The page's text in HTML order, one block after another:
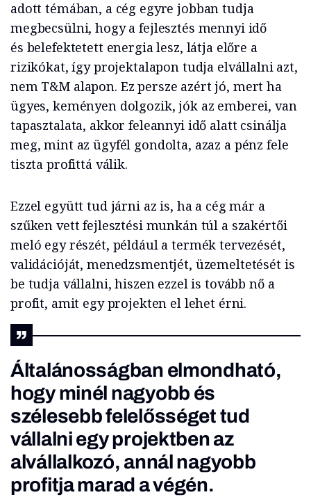
adott témában, a cég egyre jobban tudja
megbecsülni, hogy a fejlesztés mennyi idő
és belefektetett energia lesz, látja előre a
rizikókat, így projektalapon tudja elvállalni azt,
nem T&M alapon. Ez persze azért jó, mert ha
ügyes, keményen dolgozik, jók az emberei, van
tapasztalata, akkor feleannyi idő alatt csinálja
meg, mint az ügyfél gondolta, azaz a pénz fele
tiszta profittá válik.
Ezzel együtt tud járni az is, ha a cég már a
szűken vett fejlesztési munkán túl a szakértői
meló egy részét, például a termék tervezését,
validációját, menedzsmentjét, üzemeltetését is
be tudja vállalni, hiszen ezzel is tovább nő a
profit, amit egy projekten el lehet érni.
Általánosságban elmondható,
hogy minél nagyobb és
szélesebb felelősséget tud
vállalni egy projektben az
alvállalkozó, annál nagyobb
profitja marad a végén.